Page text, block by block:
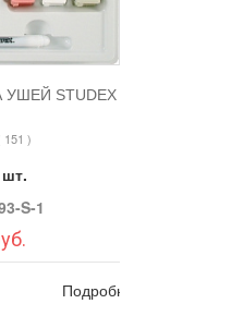
STUDEX
151 )
шт.
S-1
Подробно